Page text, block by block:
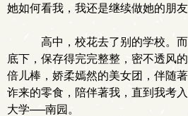
她如何看我，我还是继续做她的朋友
高中，校花去了别的学校。
底下，保存得完完整整，密不透风
倍儿棒，娇柔嫣然的美女团，伴随
诈来的零食，陪伴著我，直到我考
大学──南园。